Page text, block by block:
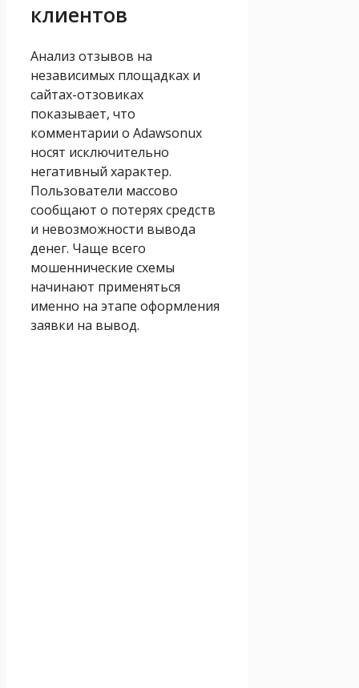
клиентов
Анализ отзывов на
независимых площадках и
сайтах-отзовиках
показывает, что
комментарии о Adawsonux
носят исключительно
негативный характер.
Пользователи массово
сообщают о потерях средств
и невозможности вывода
денег. Чаще всего
мошеннические схемы
начинают применяться
именно на этапе оформления
заявки на вывод.